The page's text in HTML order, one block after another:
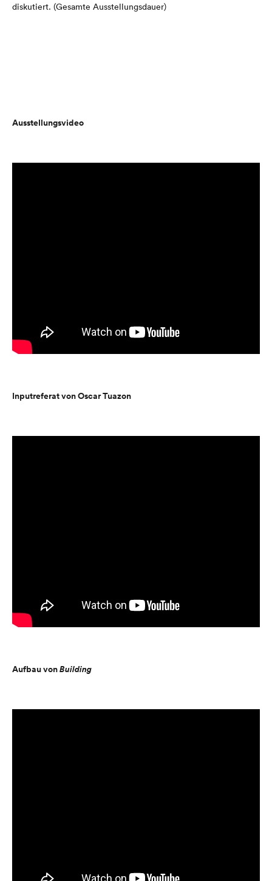
diskutiert. (Gesamte Ausstellungsdauer)
Ausstellungsvideo
Inputreferat von Oscar Tuazon
Aufbau vonBuilding